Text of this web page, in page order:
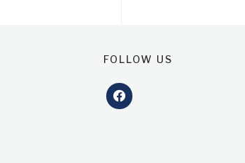
FOLLOW US
facebook